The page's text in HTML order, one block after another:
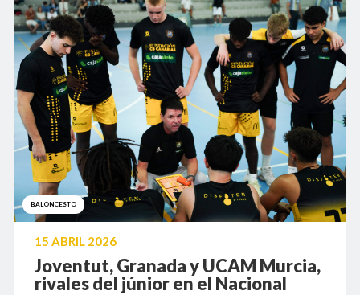
BALONCESTO
15 ABRIL 2026
Joventut, Granada y UCAM Murcia,
rivales del júnior en el Nacional